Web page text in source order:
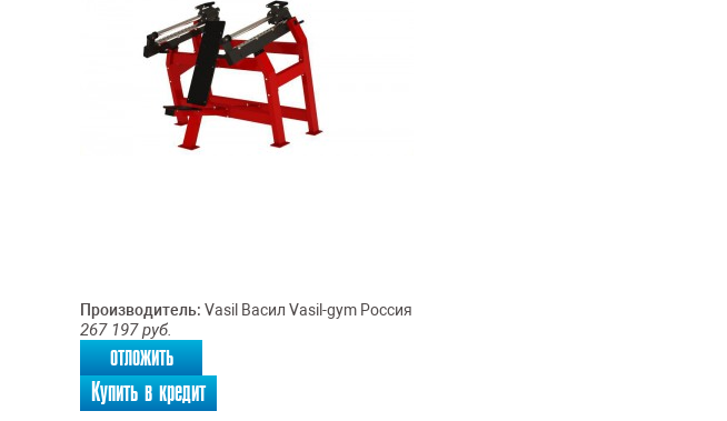
Производитель: Vasil Васил Vasil-gym Россия
267 197 руб.
отложить
Купить в кредит